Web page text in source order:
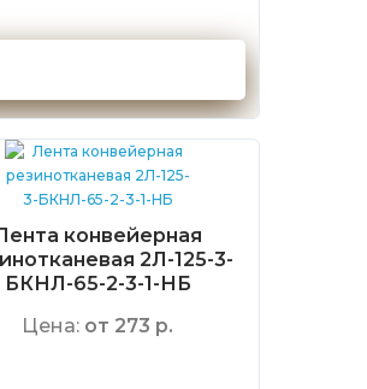
конвейерная
2Л-125-3-
БКНЛ-65-2-3-1-НБ
Цена: от 273 р.